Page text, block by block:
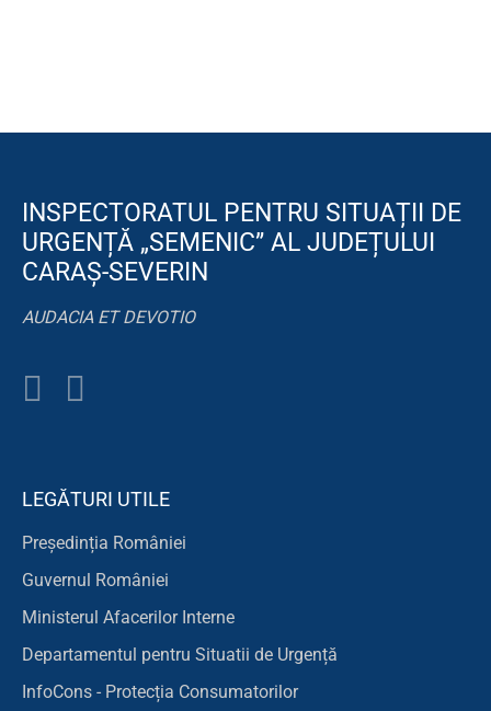
INSPECTORATUL PENTRU SITUAȚII DE
URGENȚĂ „SEMENIC” AL JUDEȚULUI
CARAȘ-SEVERIN
AUDACIA ET DEVOTIO
LEGĂTURI UTILE
Președinția României
Guvernul României
Ministerul Afacerilor Interne
Departamentul pentru Situatii de Urgență
InfoCons - Protecția Consumatorilor